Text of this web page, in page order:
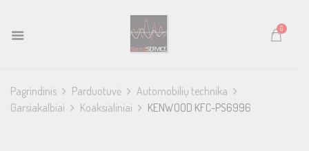
0
Pagrindinis Parduotuvė
Automobilių technika
Garsiakalbiai
Koaksialiniai KENWOOD KFC-PS6996